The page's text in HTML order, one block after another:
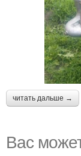
читать дальше →
Вас